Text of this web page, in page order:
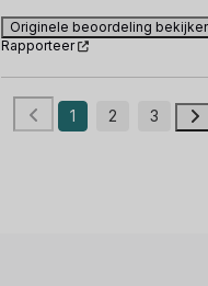
Originele beoordeling
Rapporteer
1 2 3